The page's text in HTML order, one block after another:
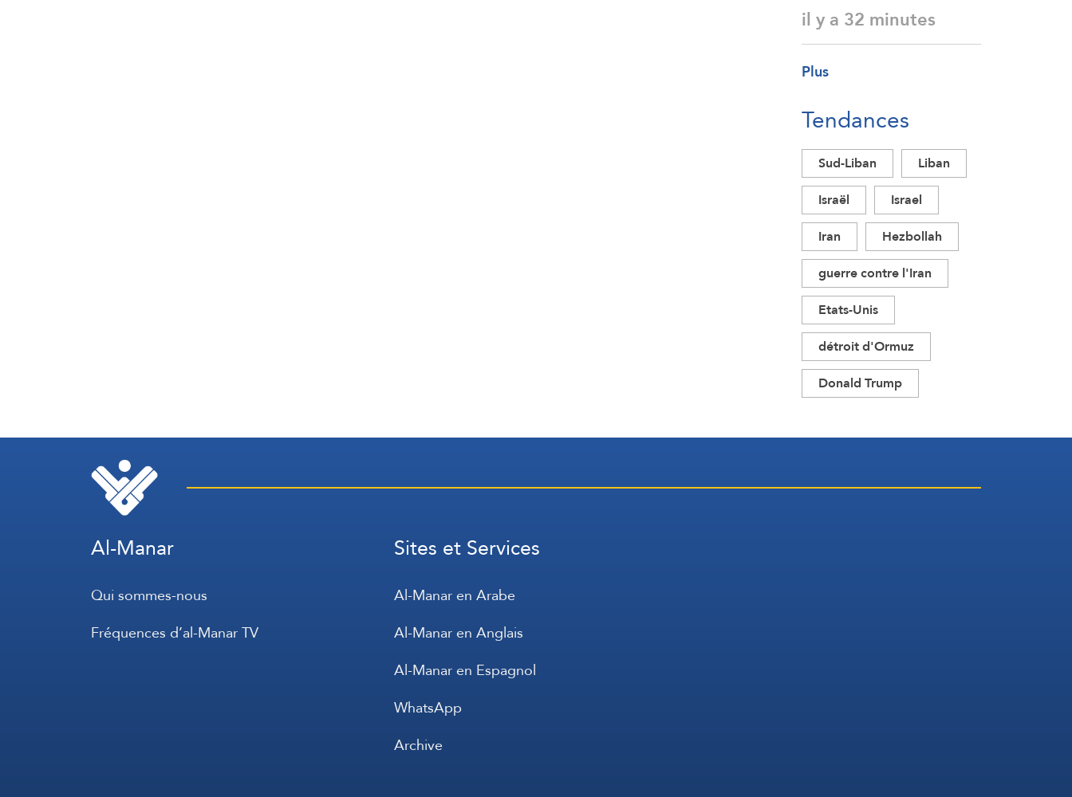
il y a 32 minutes
Plus
Tendances
Sud-Liban
Liban
Israël
Israel
Iran
Hezbollah
guerre contre l'Iran
Etats-Unis
détroit d'Ormuz
Donald Trump
Al-Manar
Qui sommes-nous
Fréquences d’al-Manar TV
Sites et Services
Al-Manar en Arabe
Al-Manar en Anglais
Al-Manar en Espagnol
WhatsApp
Archive